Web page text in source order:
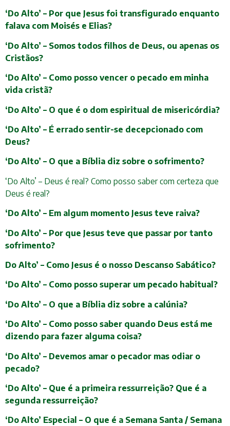
‘Do Alto’ – Por que Jesus foi transfigurado enquanto
falava com Moisés e Elias?
‘Do Alto’ – Somos todos filhos de Deus, ou apenas os
Cristãos?
‘Do Alto’ – Como posso vencer o pecado em minha
vida cristã?
‘Do Alto’ – O que é o dom espiritual de misericórdia?
‘Do Alto’ – É errado sentir-se decepcionado com
Deus?
‘Do Alto’ – O que a Bíblia diz sobre o sofrimento?
‘Do Alto’ – Deus é real? Como posso saber com certeza que
Deus é real?
‘Do Alto’ – Em algum momento Jesus teve raiva?
‘Do Alto’ – Por que Jesus teve que passar por tanto
sofrimento?
Do Alto’ – Como Jesus é o nosso Descanso Sabático?
‘Do Alto’ – Como posso superar um pecado habitual?
‘Do Alto’ – O que a Bíblia diz sobre a calúnia?
‘Do Alto’ – Como posso saber quando Deus está me
dizendo para fazer alguma coisa?
‘Do Alto’ – Devemos amar o pecador mas odiar o
pecado?
‘Do Alto’ – Que é a primeira ressurreição? Que é a
segunda ressurreição?
‘Do Alto’ Especial – O que é a Semana Santa / Semana